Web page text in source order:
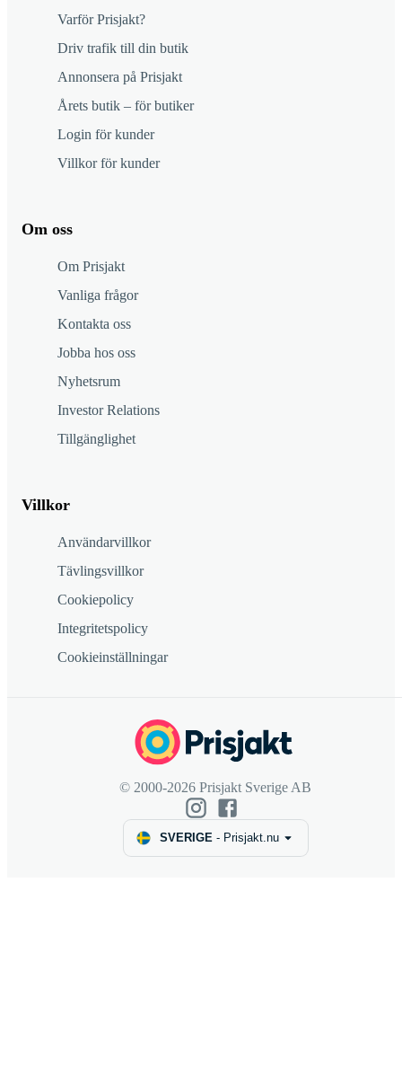
Varför Prisjakt?
Driv trafik till din butik
Annonsera på Prisjakt
Årets butik – för butiker
Login för kunder
Villkor för kunder
Om oss
Om Prisjakt
Vanliga frågor
Kontakta oss
Jobba hos oss
Nyhetsrum
Investor Relations
Tillgänglighet
Villkor
Användarvillkor
Tävlingsvillkor
Cookiepolicy
Integritetspolicy
Cookieinställningar
© 2000-2026 Prisjakt Sverige AB
SVERIGE- Prisjakt.nu